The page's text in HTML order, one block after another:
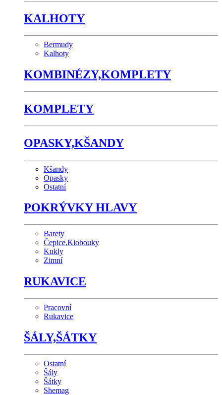
KALHOTY
Bermudy
Kalhoty
KOMBINÉZY,KOMPLETY
KOMPLETY
OPASKY,KŠANDY
Kšandy
Opasky
Ostatní
POKRÝVKY HLAVY
Barety
Čepice,Klobouky
Kukly
Zimní
RUKAVICE
Pracovní
Rukavice
ŠÁLY,ŠÁTKY
Ostatní
Šály
Šátky
Shemag